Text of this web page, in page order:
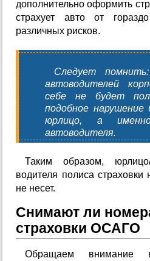
дополнительно оформить
страхует авто от
различных рисков.
Следует
автоводителей
себе не будет
подобное
юрлицо, а
автоводителя.
Таким образом,
водителя полиса страховки
не несет.
Снимают ли
страховки ОСАГО
Обращаем внимание